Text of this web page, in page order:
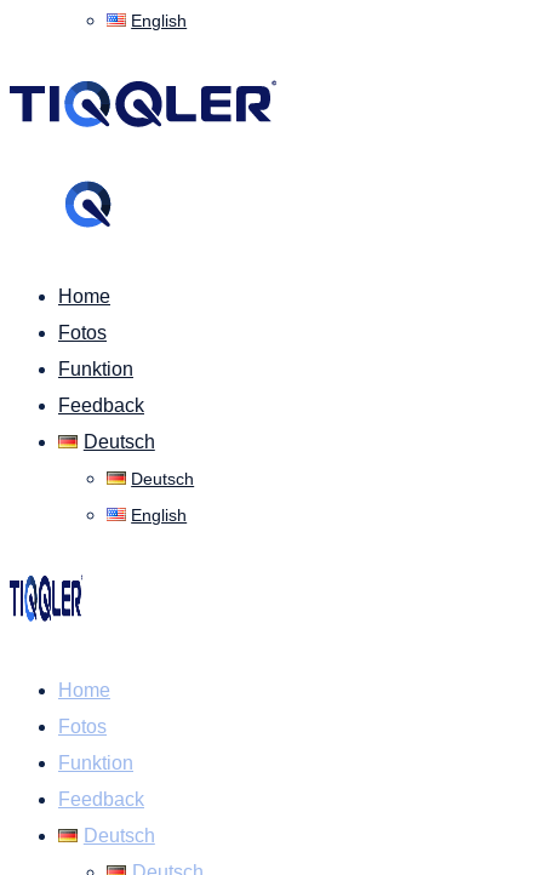
English
Home
Fotos
Funktion
Feedback
Deutsch
Deutsch
English
Home
Fotos
Funktion
Feedback
Deutsch